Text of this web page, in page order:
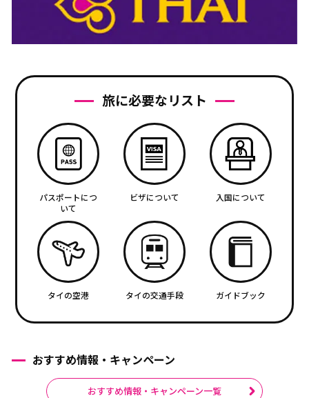
旅に必要なリスト
パスポートにつ
いて
ビザについて 入国について
タイの空港 タイの交通手段 ガイドブック
おすすめ情報・キャンペーン
おすすめ情報・キャンペーン一覧